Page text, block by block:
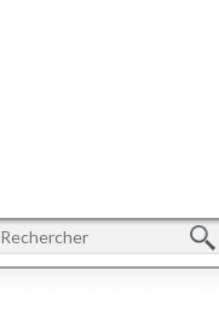
Recherche